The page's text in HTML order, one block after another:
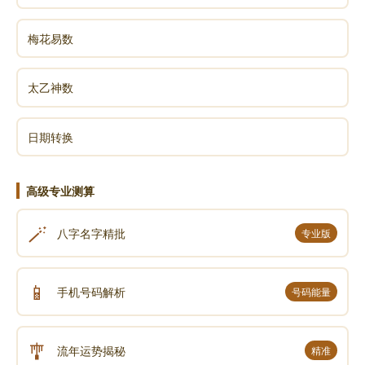
梅花易数
太乙神数
日期转换
高级专业测算
🪄 八字名字精批 专业版
📱 手机号码解析 号码能量
🎐 流年运势揭秘 精准